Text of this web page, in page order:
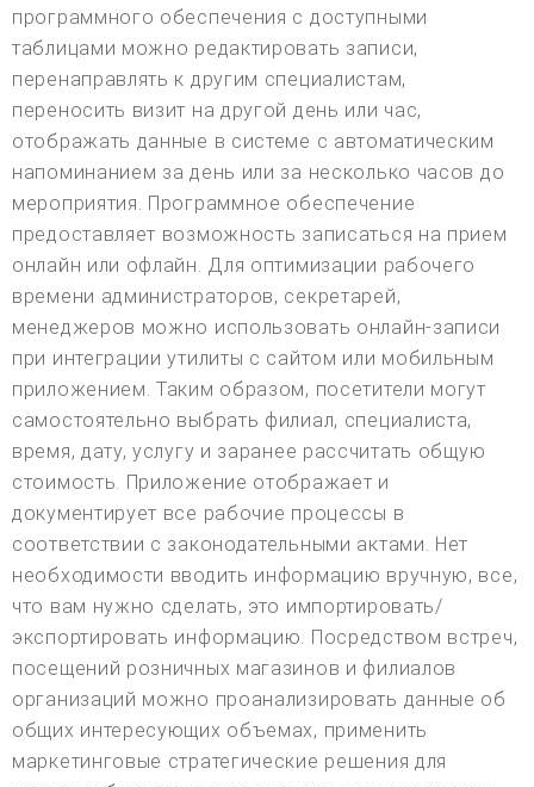
программного обеспечения с доступными
таблицами можно редактировать записи,
перенаправлять к другим специалистам,
переносить визит на другой день или час,
отображать данные в системе с автоматическим
напоминанием за день или за несколько часов до
мероприятия. Программное обеспечение
предоставляет возможность записаться на прием
онлайн или офлайн. Для оптимизации рабочего
времени администраторов, секретарей,
менеджеров можно использовать онлайн-записи
при интеграции утилиты с сайтом или мобильным
приложением. Таким образом, посетители могут
самостоятельно выбрать филиал, специалиста,
время, дату, услугу и заранее рассчитать общую
стоимость. Приложение отображает и
документирует все рабочие процессы в
соответствии с законодательными актами. Нет
необходимости вводить информацию вручную, все,
что вам нужно сделать, это импортировать/
экспортировать информацию. Посредством встреч,
посещений розничных магазинов и филиалов
организаций можно проанализировать данные об
общих интересующих объемах, применить
маркетинговые стратегические решения для